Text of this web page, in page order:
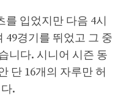
를 입었지만 다음 4시
49경기를 뛰었고 그 중
니다. 시니어 시즌 동
단 16개의 자루만 허
.